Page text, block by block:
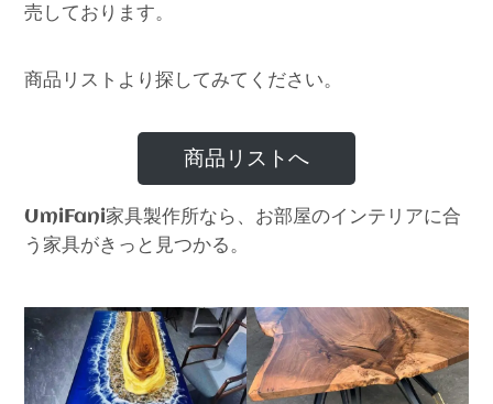
売しております。
商品リストより探してみてください。
商品リストへ
UmiFani家具製作所なら、お部屋のインテリアに合
う家具がきっと見つかる。